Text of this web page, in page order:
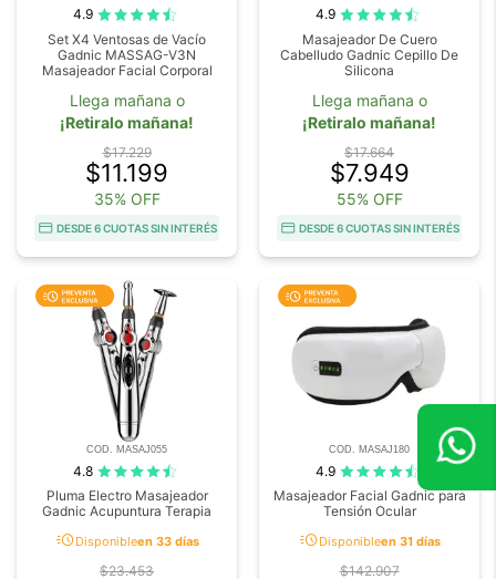
4.9
Set X4 Ventosas de Vacío
Gadnic MASSAG-V3N
Masajeador Facial Corporal
Llega mañana o
¡Retiralo mañana!
$17.229
$11.199
35% OFF
DESDE 6 CUOTAS SIN INTERÉS
4.9
Masajeador De Cuero
Cabelludo Gadnic Cepillo De
Silicona
Llega mañana o
¡Retiralo mañana!
$17.664
$7.949
55% OFF
DESDE 6 CUOTAS SIN INTERÉS
COD. MASAJ055
4.8
Pluma Electro Masajeador
Gadnic Acupuntura Terapia
acuteDisponibleen 33 días
$23.453
COD. MASAJ180
4.9
Masajeador Facial Gadnic para
Tensión Ocular
acuteDisponibleen 31 días
$142.907